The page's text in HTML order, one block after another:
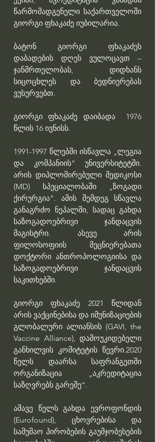
წარმომადგენელი საქართველოში
გიორგი ფხაკაძე იუბილარია.
ბატონ გიორგი ფხაკაძეს
დაბადების დღეს ვულოცავთ –
ჯანმრთელობას, დიდხანს
სიცოცხლეს და ბედნიერებას
ვუსურვებთ.
გიორგი ფხაკაძე დაიბადა  1976
წლის 16 ივნისს.
1991-1997 წლებში ისწავლა „ლეგია
და კომპანიის“ უნივერსიტეტში.
არის დიპლომირებული მედიკოსი
(MD) სპეციალობაში „ზოგადი
ქირურგია“. ამის შემდეგ სწავლა
განაგრძო ნეპალში, სადაც გახდა
საზოგადოებრივი ჯანდაცვის
მაგისტრი. ასევე არის
ფილოსოფიის მეცნიერებათა
დოქტორი ანთროპოლოგიისა და
საზოგადოებრივი ჯანდაცვის
საკითხებში.
გიორგი ფხაკაძე 2021 წლიდან
არის ვაქცინებისა და იმუნიზაციების
გლობალური ალიანსის (GAVI, the
Vaccine Alliance), დამოუკიდებელი
განხილვის კომიტეტის წევრი.2020
წელს დაარსა საფრანგეთში
ორგანიზაცია „აკრედიტაცია
საზღვრებს გარეშე“.
ამავე წელს გახდა ევროფონდის
(Eurofound), ცხოვრებისა და
სამუშაო პირობების გაუმჯობესების